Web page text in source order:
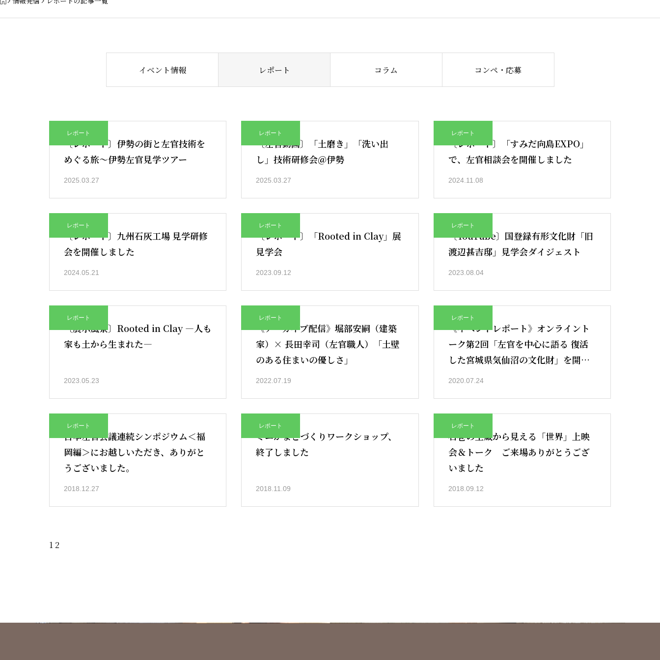
イベント情報 レポート コラム コンペ・応募
レポート
〔レポート〕伊勢の街と左官技術を
めぐる旅〜伊勢左官見学ツアー
2025.03.27
レポート
〔左官動画〕「土磨き」「洗い出
し」技術研修会＠伊勢
2025.03.27
レポート
〔レポート〕「すみだ向島EXPO」
で、左官相談会を開催しました
2024.11.08
レポート
〔レポート〕九州石灰工場 見学研修
会を開催しました
2024.05.21
レポート
〔レポート〕「Rooted in Clay」展
見学会
2023.09.12
レポート
〔YouTube〕国登録有形文化財「旧
渡辺甚吉邸」見学会ダイジェスト
2023.08.04
レポート
〔展示風景〕Rooted in Clay ―人も
家も土から生まれた―
2023.05.23
レポート
《アーカイブ配信》堀部安嗣（建築
家）× 長田幸司（左官職人）「土壁
のある住まいの優しさ」
2022.07.19
レポート
《イベントレポート》オンライント
ーク第2回「左官を中心に語る 復活
した宮城県気仙沼の文化財」を開催
しました
2020.07.24
レポート
日本左官会議連続シンポジウム＜福
岡編＞にお越しいただき、ありがと
うございました。
2018.12.27
レポート
ミニかまどづくりワークショップ、
終了しました
2018.11.09
レポート
石巻の土蔵から見える「世界」上映
会＆トーク ご来場ありがとうござ
いました
2018.09.12
1 2